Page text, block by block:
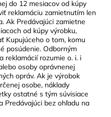
do 12 mesiacov od kúpy
reklamáciu zamietnutím len
Ak Predávajúci zamietne
od kúpy výrobku,
Kupujúceho o tom, komu
posúdenie. Odborným
reklamácií rozumie o. i. i
osoby oprávnenej
opráv. Ak je výrobok
osobe, náklady
ostatné s tým súvisiace
Predávajúci bez ohľadu na